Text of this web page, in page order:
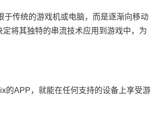
传统的游戏机或电脑，而是逐渐向移动
将其独特的串流技术应用到游戏中，为
的APP，就能在任何支持的设备上享受游